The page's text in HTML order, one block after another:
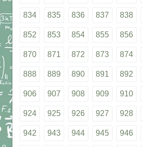
834 835 836 837 838
852 853 854 855 856
870 871 872 873 874
888 889 890 891 892
906 907 908 909 910
924 925 926 927 928
942 943 944 945 946